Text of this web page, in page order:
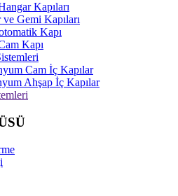
Kapıları
Gemi Kapıları
Kapı
Kapı
Cam İç Kapılar
Ahşap İç Kapılar